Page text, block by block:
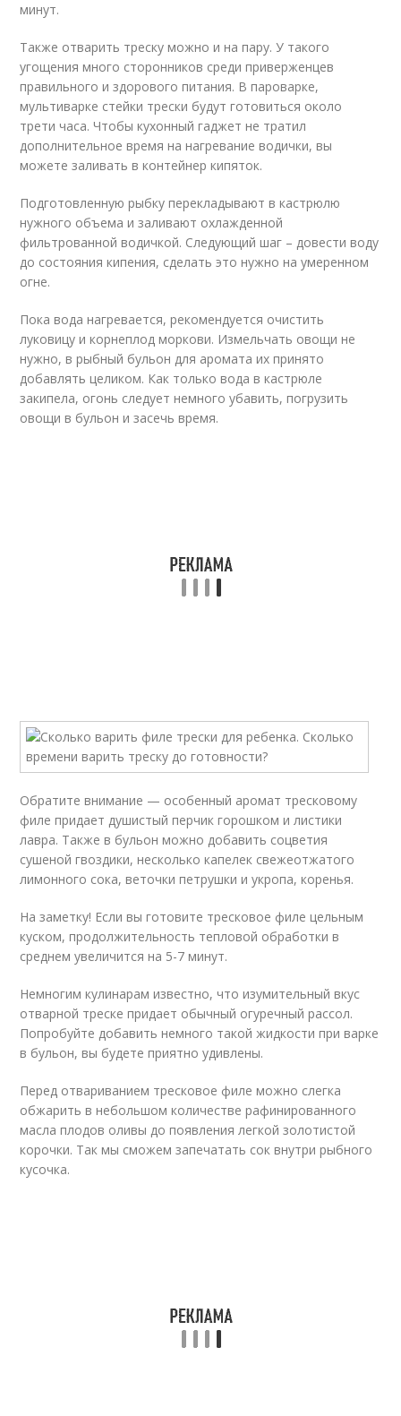
минут.
Также отварить треску можно и на пару. У такого
угощения много сторонников среди приверженцев
правильного и здорового питания. В пароварке,
мультиварке стейки трески будут готовиться около
трети часа. Чтобы кухонный гаджет не тратил
дополнительное время на нагревание водички, вы
можете заливать в контейнер кипяток.
Подготовленную рыбку перекладывают в кастрюлю
нужного объема и заливают охлажденной
фильтрованной водичкой. Следующий шаг – довести воду
до состояния кипения, сделать это нужно на умеренном
огне.
Пока вода нагревается, рекомендуется очистить
луковицу и корнеплод моркови. Измельчать овощи не
нужно, в рыбный бульон для аромата их принято
добавлять целиком. Как только вода в кастрюле
закипела, огонь следует немного убавить, погрузить
овощи в бульон и засечь время.
Обратите внимание — особенный аромат тресковому
филе придает душистый перчик горошком и листики
лавра. Также в бульон можно добавить соцветия
сушеной гвоздики, несколько капелек свежеотжатого
лимонного сока, веточки петрушки и укропа, коренья.
На заметку! Если вы готовите тресковое филе цельным
куском, продолжительность тепловой обработки в
среднем увеличится на 5-7 минут.
Немногим кулинарам известно, что изумительный вкус
отварной треске придает обычный огуречный рассол.
Попробуйте добавить немного такой жидкости при варке
в бульон, вы будете приятно удивлены.
Перед отвариванием тресковое филе можно слегка
обжарить в небольшом количестве рафинированного
масла плодов оливы до появления легкой золотистой
корочки. Так мы сможем запечатать сок внутри рыбного
кусочка.